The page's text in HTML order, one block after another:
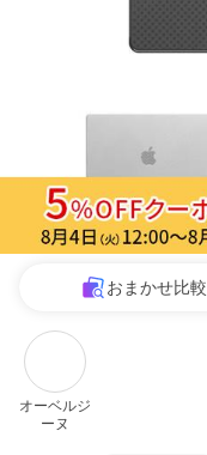
おまかせ比較
オーベルジ
ーヌ